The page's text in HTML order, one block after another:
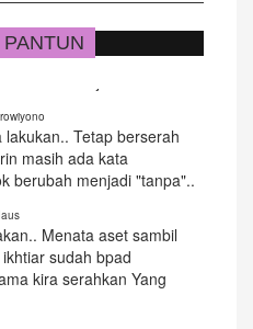
Tetap berserah
masih ada kata
berubah menjadi "tanpa"..
Menata aset sambil
sudah bpad
kira serahkan Yang